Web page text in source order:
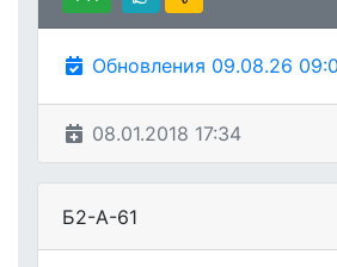
Обновления 09.08.26
08.01.2018 17:34
Б2-А-61